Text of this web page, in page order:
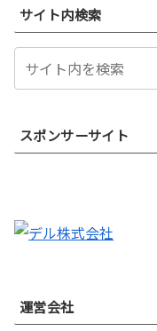
サイト内検索
スポンサーサイト
運営会社